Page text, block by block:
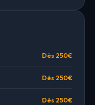
Dès 250€
Dès 250€
Dès 250€